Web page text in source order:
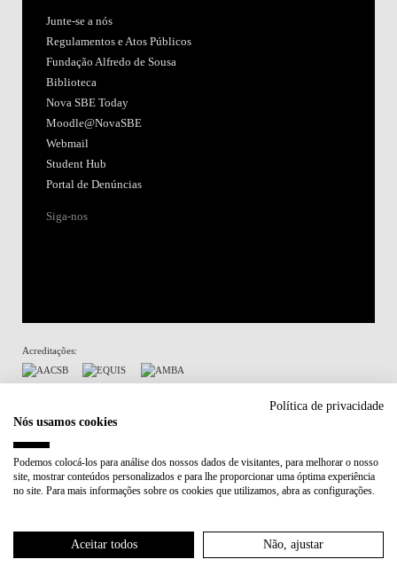
Junte-se a nós
Regulamentos e Atos Públicos
Fundação Alfredo de Sousa
Biblioteca
Nova SBE Today
Moodle@NovaSBE
Webmail
Student Hub
Portal de Denúncias
Siga-nos
Acreditações:
Participa em:
Plano de Recuperação e Resiliência (PRR)
Política de Privacidade
Política de privacidade
Nós usamos cookies
Podemos colocá-los para análise dos nossos dados de visitantes, para melhorar o nosso
site, mostrar conteúdos personalizados e para lhe proporcionar uma óptima experiência
no site. Para mais informações sobre os cookies que utilizamos, abra as configurações.
Aceitar todos Não, ajustar